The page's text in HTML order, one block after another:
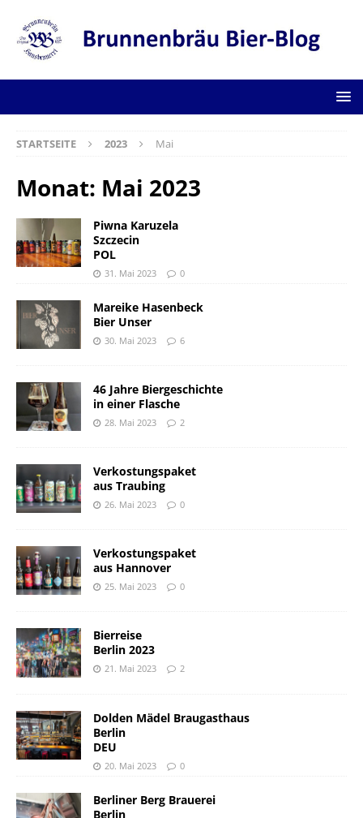
STARTSEITE 2023 Mai
Monat: Mai 2023
Piwna Karuzela
Szczecin
POL
31. Mai 2023 0
Mareike Hasenbeck
Bier Unser
30. Mai 2023 6
46 Jahre Biergeschichte
in einer Flasche
28. Mai 2023 2
Verkostungspaket
aus Traubing
26. Mai 2023 0
Verkostungspaket
aus Hannover
25. Mai 2023 0
Bierreise
Berlin 2023
21. Mai 2023 2
Dolden Mädel Braugasthaus
Berlin
DEU
20. Mai 2023 0
Berliner Berg Brauerei
Berlin